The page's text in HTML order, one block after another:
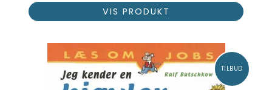
VIS PRODUKT
TILBUD